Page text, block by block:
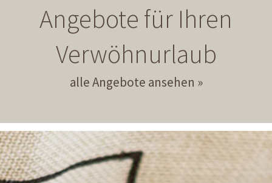
Angebote für Ihren
Verwöhnurlaub
alle Angebote ansehen